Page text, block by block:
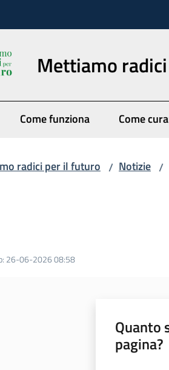
Mettiamo
Come funziona Come
radici per il futuro / Notizie /
: 26-06-2026 08:58
Quanto
pagina?